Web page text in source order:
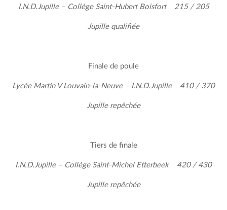
I.N.D.Jupille – Collège Saint-Hubert Boisfort 215 / 205
Jupille qualifiée
Finale de poule
Lycée Martin V Louvain-la-Neuve – I.N.D.Jupille 410 / 370
Jupille repêchée
Tiers de finale
I.N.D.Jupille – Collège Saint-Michel Etterbeek 420 / 430
Jupille repêchée